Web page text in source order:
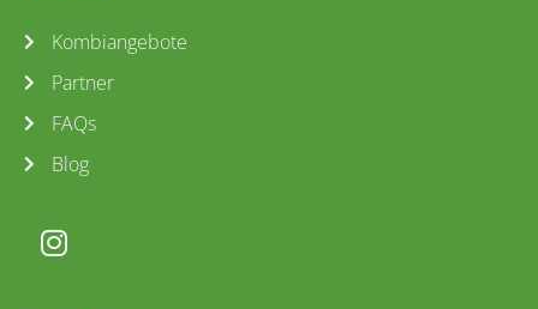
Kombiangebote
Partner
FAQs
Blog